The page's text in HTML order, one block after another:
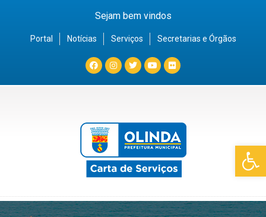
Barra de
Sejam bem vindos
Portal Notícias Serviços Secretarias e Órgãos